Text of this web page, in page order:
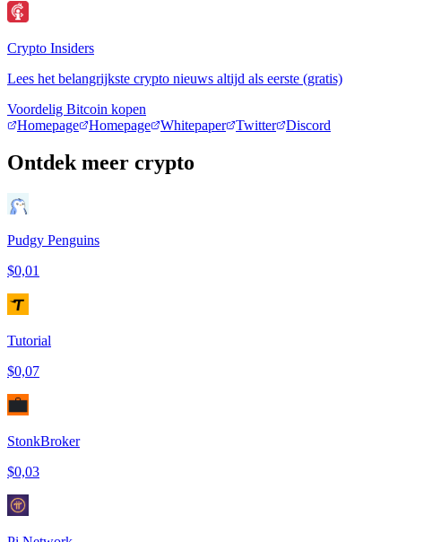
Crypto Insiders
Lees het belangrijkste crypto nieuws altijd als eerste (gratis)
Voordelig Bitcoin kopen
Homepage
Homepage Whitepaper Twitter Discord
Ontdek meer crypto
Pudgy Penguins
$0,01
Tutorial
$0,07
StonkBroker
$0,03